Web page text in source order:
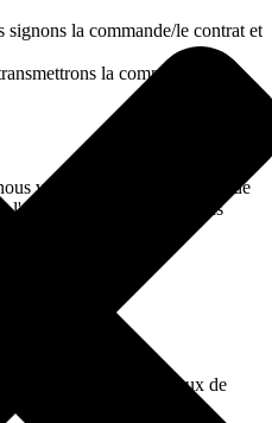
la commande/le contrat et
la commande pour
vous informerons de l'état de
l'expédition ou organiserons
meilleur.
un produit respectueux de